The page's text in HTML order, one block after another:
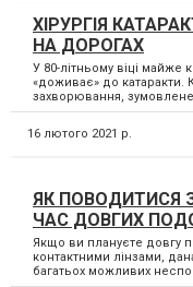
ХІРУРГІЯ
НА ДОРОГАХ
У 80-літньому віці
«доживає» до катаракти.
захворювання, зумовлене
16 лютого 2021 р.
ЯК ПОВОДИТИСЯ
ЧАС ДОВГИХ
Якщо ви плануєте довгу
контактними лінзами,
багатьох можливих